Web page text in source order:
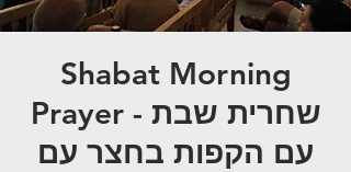
Shabat Morning
Prayer - שחרית שבת
עם הקפות בחצר עם